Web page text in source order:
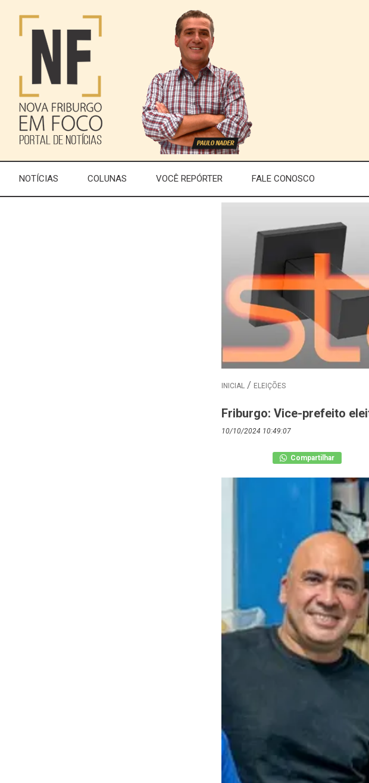
NOTÍCIAS COLUNAS VOCÊ REPÓRTER FALE CONOSCO
INICIAL ELEIÇÕES
Friburgo: Vice-prefeito
10/10/2024 10:49:07
Compartilhar